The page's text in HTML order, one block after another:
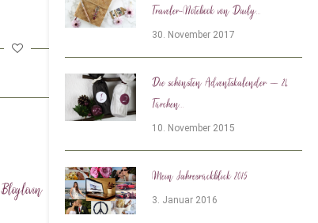
Bloglovin Tiktok
Traveler-Notebook von Daily...
30. November 2017
Die schönsten Adventskalender – 24
Türchen...
10. November 2015
Mein Jahresrückblick 2015
3. Januar 2016